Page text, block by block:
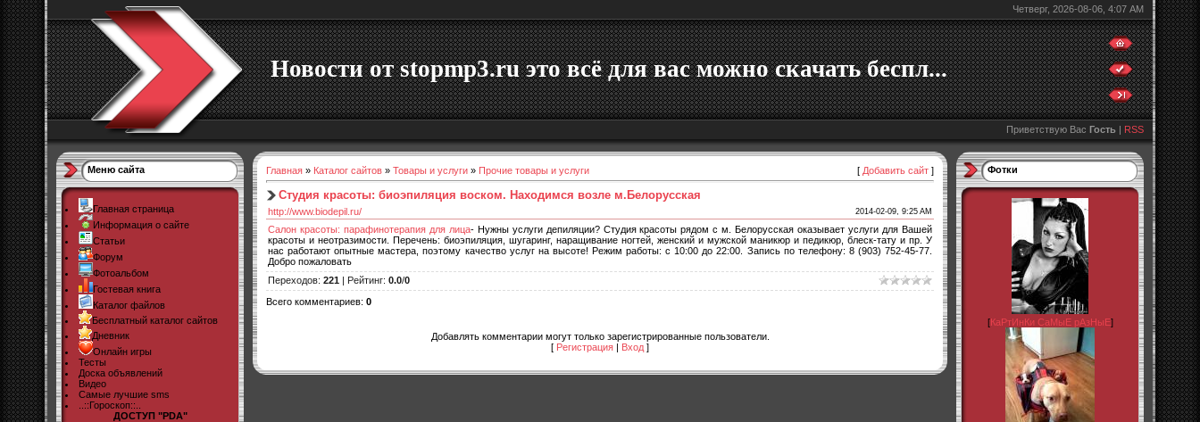
Четверг, 2026-08-06, 4:07 AM
Новости от stopmp3.ru это всё для вас можно скачать беспл...
Приветствую Вас Гость | RSS
Меню сайта
Главная страница
Информация о сайте
Статьи
Форум
Фотоальбом
Гостевая книга
Каталог файлов
Бесплатный каталог сайтов
Дневник
Онлайн игры
Тесты
Доска объявлений
Видео
Самые лучшие sms
..::Гороскоп::..
ДОСТУП "PDA"
Главная » Каталог сайтов » Товары и услуги » Прочие товары и услуги [ Добавить сайт ]
Студия красоты: биоэпиляция воском. Находимся возле м.Белорусская
http://www.biodepil.ru/ 2014-02-09, 9:25 AM
Салон красоты: парафинотерапия для лица- Нужны услуги депиляции? Студия красоты рядом с м. Белорусская оказывает услуги для Вашей
красоты и неотразимости. Перечень: биоэпиляция, шугаринг, наращивание ногтей, женский и мужской маникюр и педикюр, блеск-тату и пр. У
нас работают опытные мастера, поэтому качество услуг на высоте! Режим работы: с 10:00 до 22:00. Запись по телефону: 8 (903) 752-45-77.
Добро пожаловать
Переходов: 221 | Рейтинг: 0.0/0
Всего комментариев: 0
Добавлять комментарии могут только зарегистрированные пользователи.
[ Регистрация | Вход ]
Фотки
[КаРтИнКи СаМыЕ рАзНыЕ]